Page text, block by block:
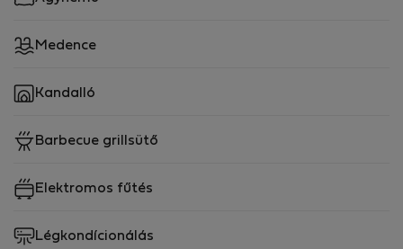
Medence
Kandalló
Barbecue grillsütő
Elektromos fűtés
Légkondícionálás